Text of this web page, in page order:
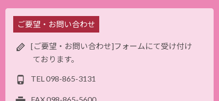
ご要望・お問い合わせ
[ご要望・お問い合わせ]フォームにて受け付け
ております。
TEL 098-865-3131